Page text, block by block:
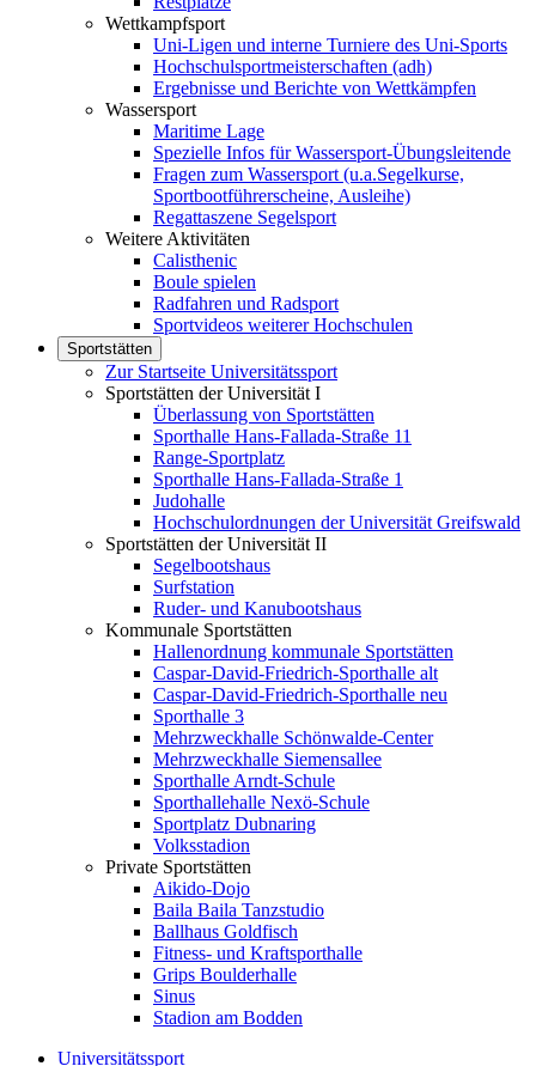
Wettkampfsport
Uni-Ligen und interne Turniere des Uni-Sports
Hochschulsportmeisterschaften (adh)
Ergebnisse und Berichte von Wettkämpfen
Wassersport
Maritime Lage
Spezielle Infos für Wassersport-Übungsleitende
Fragen zum Wassersport (u.a.Segelkurse,
Sportbootführerscheine, Ausleihe)
Regattaszene Segelsport
Weitere Aktivitäten
Calisthenic
Boule spielen
Radfahren und Radsport
Sportvideos weiterer Hochschulen
Sportstätten
Zur Startseite Universitätssport
Sportstätten der Universität I
Überlassung von Sportstätten
Sporthalle Hans-Fallada-Straße 11
Range-Sportplatz
Sporthalle Hans-Fallada-Straße 1
Judohalle
Hochschulordnungen der Universität Greifswald
Sportstätten der Universität II
Segelbootshaus
Surfstation
Ruder- und Kanubootshaus
Kommunale Sportstätten
Hallenordnung kommunale Sportstätten
Caspar-David-Friedrich-Sporthalle alt
Caspar-David-Friedrich-Sporthalle neu
Sporthalle 3
Mehrzweckhalle Schönwalde-Center
Mehrzweckhalle Siemensallee
Sporthalle Arndt-Schule
Sporthallehalle Nexö-Schule
Sportplatz Dubnaring
Volksstadion
Private Sportstätten
Aikido-Dojo
Baila Baila Tanzstudio
Ballhaus Goldfisch
Fitness- und Kraftsporthalle
Grips Boulderhalle
Sinus
Stadion am Bodden
Universitätssport